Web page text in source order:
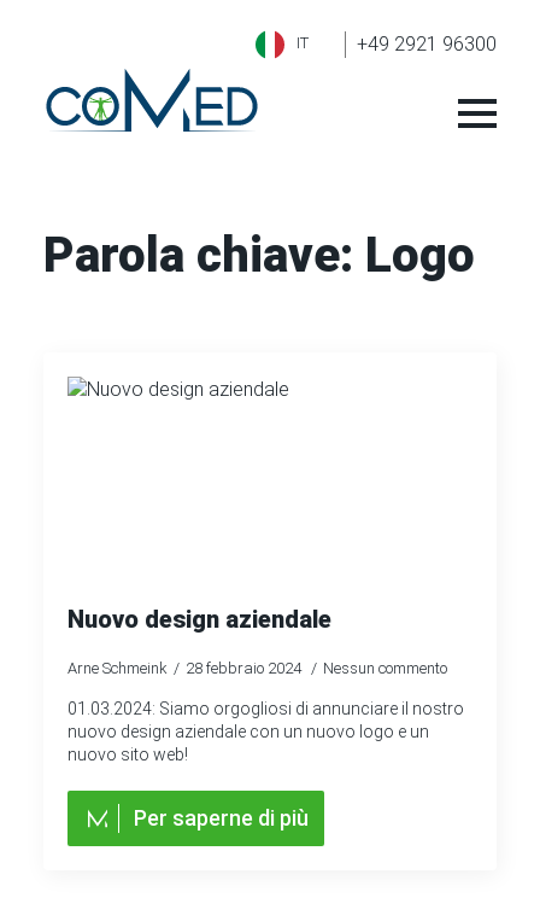
IT +49 2921 96300
Parola chiave: Logo
Nuovo design aziendale
Arne Schmeink 28 febbraio 2024 Nessun commento
01.03.2024: Siamo orgogliosi di annunciare il nostro
nuovo design aziendale con un nuovo logo e un
nuovo sito web!
Per saperne di più